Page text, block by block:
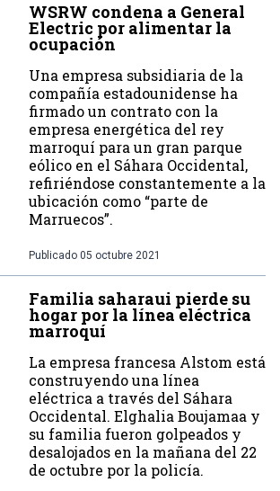
WSRW condena a General
Electric por alimentar la
ocupación
Una empresa subsidiaria de la
compañía estadounidense ha
firmado un contrato con la
empresa energética del rey
marroquí para un gran parque
eólico en el Sáhara Occidental,
refiriéndose constantemente a la
ubicación como “parte de
Marruecos”.
Publicado 05 octubre 2021
Familia saharaui pierde su
hogar por la línea eléctrica
marroquí
La empresa francesa Alstom está
construyendo una línea
eléctrica a través del Sáhara
Occidental. Elghalia Boujamaa y
su familia fueron golpeados y
desalojados en la mañana del 22
de octubre por la policía.